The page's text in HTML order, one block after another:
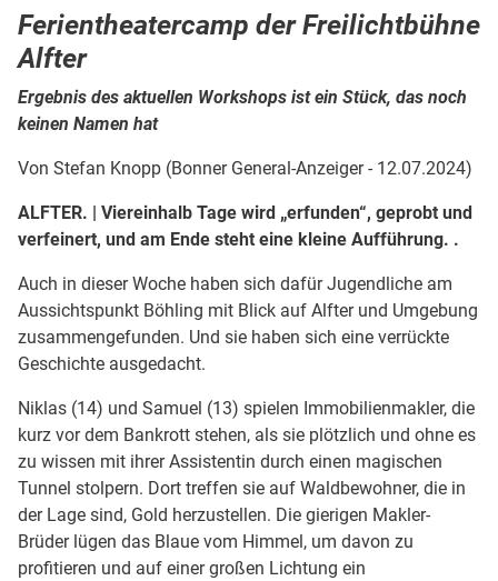
Ferientheatercamp der Freilichtbühne
Alfter
Ergebnis des aktuellen Workshops ist ein Stück, das noch
keinen Namen hat
Von Stefan Knopp (Bonner General-Anzeiger - 12.07.2024)
ALFTER. | Viereinhalb Tage wird „erfunden“, geprobt und
verfeinert, und am Ende steht eine kleine Aufführung. .
Auch in dieser Woche haben sich dafür Jugendliche am
Aussichtspunkt Böhling mit Blick auf Alfter und Umgebung
zusammengefunden. Und sie haben sich eine verrückte
Geschichte ausgedacht.
Niklas (14) und Samuel (13) spielen Immobilienmakler, die
kurz vor dem Bankrott stehen, als sie plötzlich und ohne es
zu wissen mit ihrer Assistentin durch einen magischen
Tunnel stolpern. Dort treffen sie auf Waldbewohner, die in
der Lage sind, Gold herzustellen. Die gierigen Makler-
Brüder lügen das Blaue vom Himmel, um davon zu
profitieren und auf einer großen Lichtung ein